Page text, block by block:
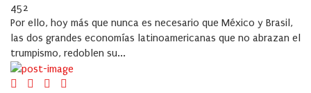
452
Por ello, hoy más que nunca es necesario que México y Brasil,
las dos grandes economías latinoamericanas que no abrazan el
trumpismo, redoblen su...